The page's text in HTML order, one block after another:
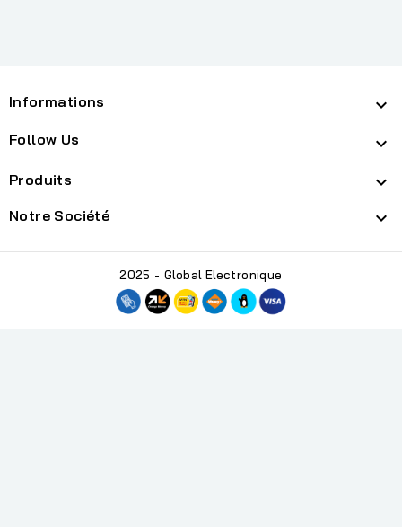
Informations 
Follow Us 
Produits 
Notre Société 
2025 - Global Electronique